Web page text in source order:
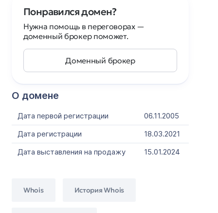
О домене
Дата первой регистрации
06.11.2005
Дата регистрации
18.03.2021
Дата выставления на продажу
15.01.2024
Whois История Whois
Понравился домен?
Нужна помощь в переговорах —
доменный брокер поможет.
Доменный брокер